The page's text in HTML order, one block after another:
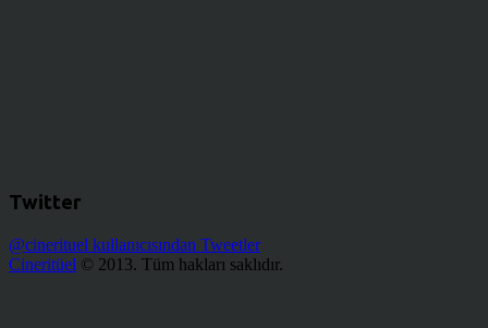
Twitter
@cinerituel kullanıcısından Tweetler
Cineritüel © 2013. Tüm hakları saklıdır.